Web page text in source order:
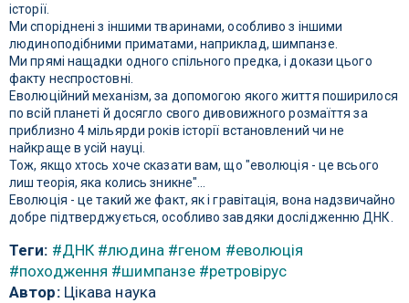
історії.
Ми споріднені з іншими тваринами, особливо з іншими
людиноподібними приматами, наприклад, шимпанзе.
Ми прямі нащадки одного спільного предка, і докази цього
факту неспростовні.
Еволюційний механізм, за допомогою якого життя поширилося
по всій планеті й досягло свого дивовижного розмаїття за
приблизно 4 мільярди років історії встановлений чи не
найкраще в усій науці.
Тож, якщо хтось хоче сказати вам, що "еволюція - це всього
лиш теорія, яка колись зникне"...
Еволюція - це такий же факт, як і гравітація, вона надзвичайно
добре підтверджується, особливо завдяки дослідженню ДНК.
Теги: #ДНК #людина #геном #еволюція
#походження #шимпанзе #ретровірус
Автор:Цікава наука